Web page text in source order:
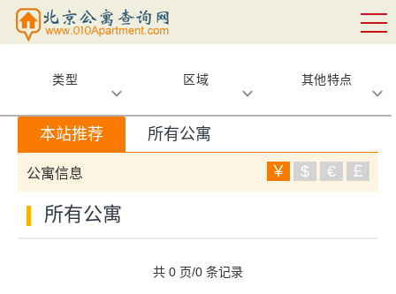
类型 区域 其他特点
本站推荐 所有公寓
公寓信息 ￥ $ € ￡
所有公寓
共 0 页/0 条记录